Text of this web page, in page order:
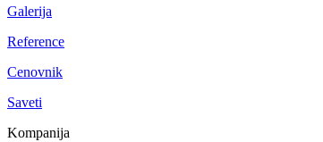
Galerija
Reference
Cenovnik
Saveti
Kompanija